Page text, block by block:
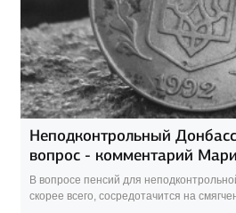
Неподконтрольный
вопрос - комментарий
В вопросе пенсий для
скорее всего, сосредотачится на